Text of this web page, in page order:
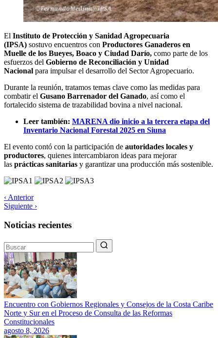
El Instituto de Protección y Sanidad Agropecuaria
(IPSA) sostuvo encuentros con Productores Ganaderos en
Muelle de los Bueyes, Boaco y Ciudad Darío, como parte de los
esfuerzos del Gobierno de Reconciliación y Unidad
Nacional para impulsar el desarrollo del Sector Agropecuario.
Durante la reunión, tratamos temas clave como las medidas para
combatir el Gusano Barrenador del Ganado, así como el
fortalecido sistema de trazabilidad bovina a nivel nacional.
Leer también: MARENA dio inicio a la tercera etapa del
Inventario Nacional Forestal 2025 en Siuna
El evento contó con la participación de autoridades locales y
productores, quienes intercambiaron ideas para mejorar
las prácticas sanitarias y garantizar una producción más sostenible.
‹ Anterior
Siguiente ›
Noticias recientes
Encuentro con Gobiernos Regionales y Consejos de la Costa Caribe
Norte y Sur en el Proceso de Consulta de las Reformas
Constitucionales
agosto 8, 2026